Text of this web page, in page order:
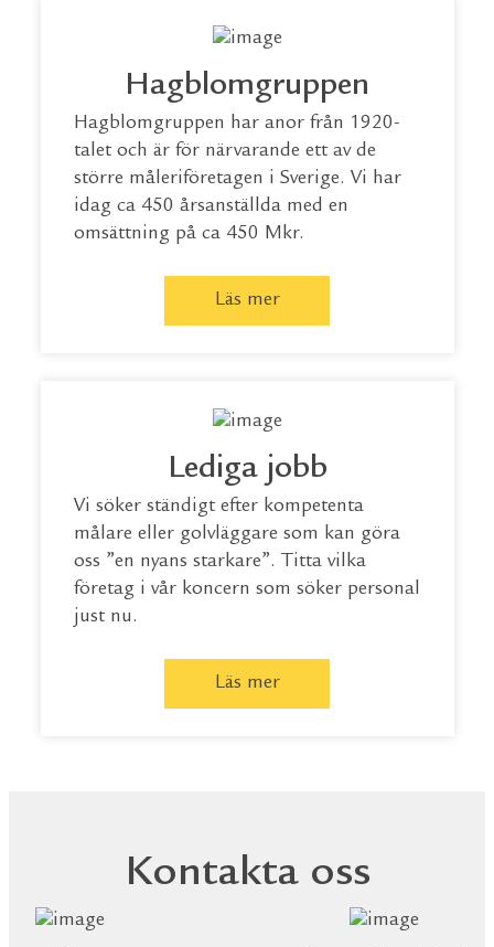
Hagblomgruppen
Hagblomgruppen har anor från 1920-
talet och är för närvarande ett av de
större måleriföretagen i Sverige. Vi har
idag ca 450 årsanställda med en
omsättning på ca 450 Mkr.
Läs mer
Lediga jobb
Vi söker ständigt efter kompetenta
målare eller golvläggare som kan göra
oss ”en nyans starkare”. Titta vilka
företag i vår koncern som söker personal
just nu.
Läs mer
Kontakta oss